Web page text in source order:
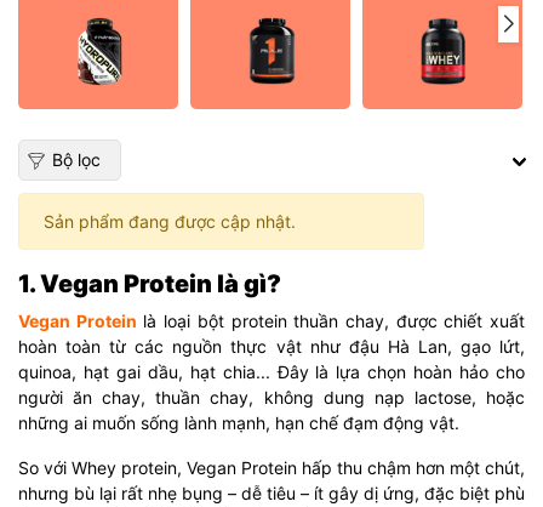
Bộ lọc
Sản phẩm đang được cập nhật.
1. Vegan Protein là gì?
Vegan Protein là loại bột protein thuần chay, được chiết xuất
hoàn toàn từ các nguồn thực vật như đậu Hà Lan, gạo lứt,
quinoa, hạt gai dầu, hạt chia... Đây là lựa chọn hoàn hảo cho
người ăn chay, thuần chay, không dung nạp lactose, hoặc
những ai muốn sống lành mạnh, hạn chế đạm động vật.
So với Whey protein, Vegan Protein hấp thu chậm hơn một chút,
nhưng bù lại rất nhẹ bụng – dễ tiêu – ít gây dị ứng, đặc biệt phù